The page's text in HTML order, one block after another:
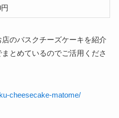
のバスクチーズケーキを紹介
とめているのでご活用くださ
cheesecake-matome/